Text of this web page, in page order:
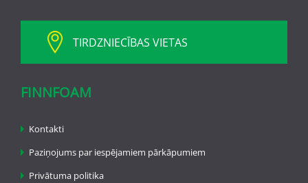
TIRDZNIECĪBAS VIETAS
FINNFOAM
Kontakti
Paziņojums par iespējamiem pārkāpumiem
Privātuma politika